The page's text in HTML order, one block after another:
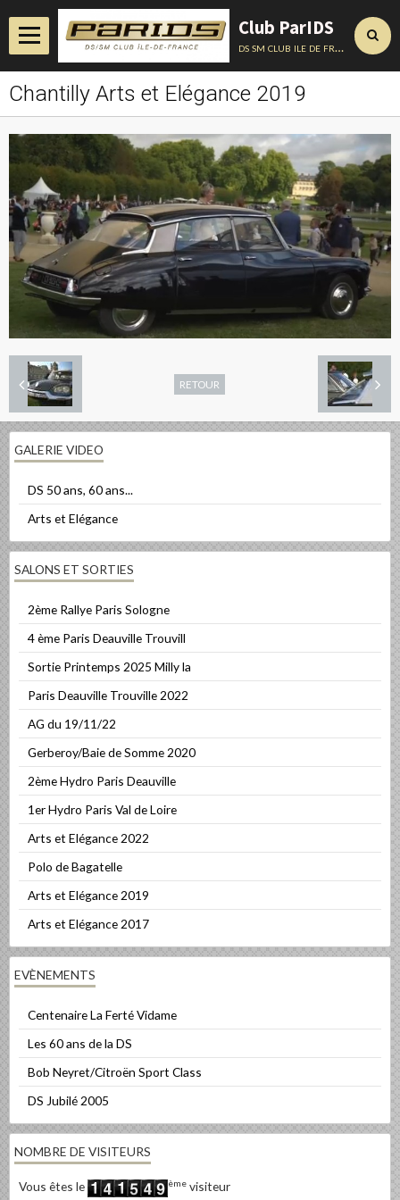
Club ParIDS
ds sm club ile de france
Accueil
Album
Annuaire
Contact
Conseils Techniques
Chantilly Arts et Elégance 2019
RETOUR
GALERIE VIDEO
DS 50 ans, 60 ans...
Arts et Elégance
SALONS ET SORTIES
2ème Rallye Paris Sologne
4 ème Paris Deauville Trouvill
Sortie Printemps 2025 Milly la
Paris Deauville Trouville 2022
AG du 19/11/22
Gerberoy/Baie de Somme 2020
2ème Hydro Paris Deauville
1er Hydro Paris Val de Loire
Arts et Elégance 2022
Polo de Bagatelle
Arts et Elégance 2019
Arts et Elégance 2017
EVÈNEMENTS
Centenaire La Ferté Vidame
Les 60 ans de la DS
Bob Neyret/Citroën Sport Class
DS Jubilé 2005
NOMBRE DE VISITEURS
Vous êtes le ème visiteur